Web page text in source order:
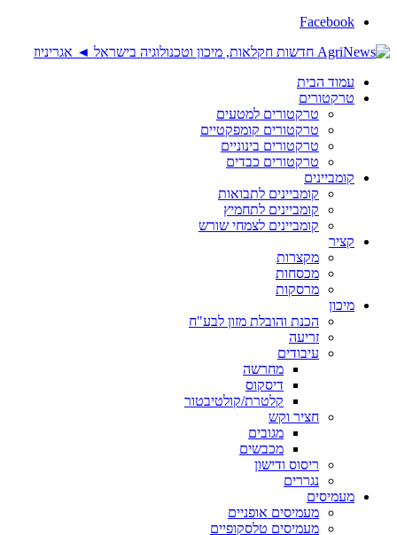
Facebook
עמוד הבית
טרקטורים
טרקטורים למטעים
טרקטורים קומפקטיים
טרקטורים בינוניים
טרקטורים כבדים
קומביינים
קומביינים לתבואות
קומביינים לתחמיץ
קומביינים לצמחי שורש
קציר
מקצרות
מכסחות
מרסקות
מיכון
הכנת והובלת מזון לבע"ח
זריעה
עיבודים
מחרשה
דיסקוס
קלטרת/קולטיבטור
חציר וקש
מגובים
מכבשים
ריסוס ודישון
נגררים
מעמיסים
מעמיסים אופניים
מעמיסים טלסקופיים